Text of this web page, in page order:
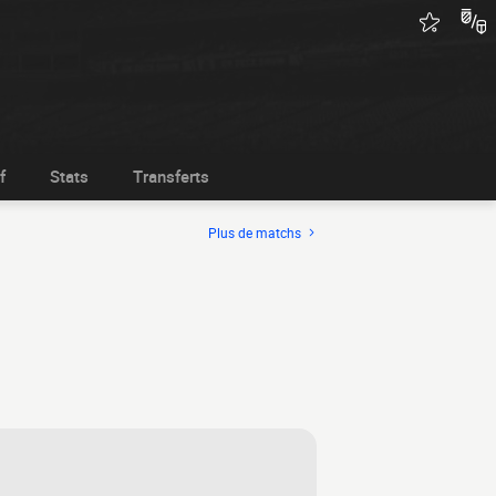
Stats Transferts
Plus de matchs